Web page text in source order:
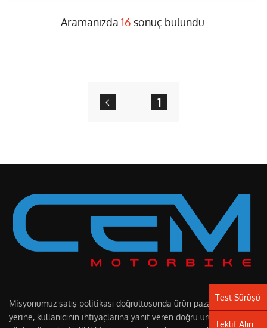
Aramanızda 16 sonuç bulundu.
1
Misyonumuz satış politikası doğrultusunda ürün pazarlamak
yerine, kullanıcının ihtiyaçlarına yanıt veren doğru ürüne
Test Sürüşü
Teklif Alın